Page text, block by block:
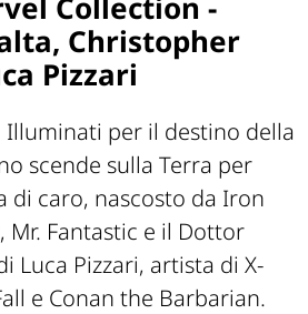
Christopher
Pizzari
per il destino della
scende sulla Terra per
di caro, nascosto da Iron
Mr. Fantastic e il Dottor
Luca Pizzari, artista di X-
e Conan the Barbarian.